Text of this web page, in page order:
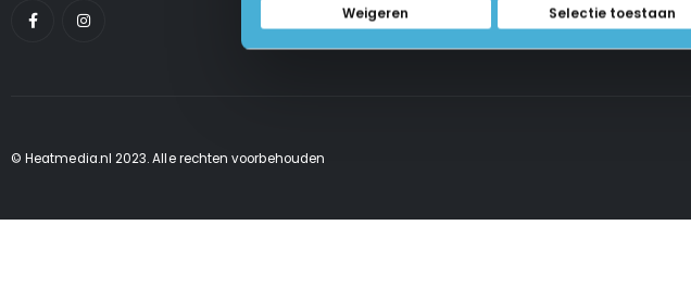
Weigeren Selectie toestaan
© Heatmedia.nl 2023. Alle rechten voorbehouden